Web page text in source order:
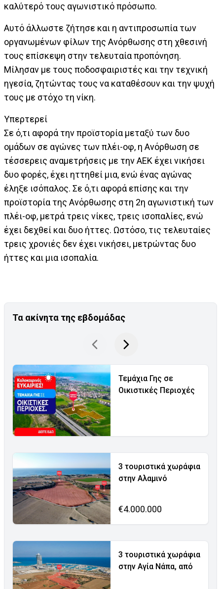
καλύτερό τους αγωνιστικό πρόσωπο.
Αυτό άλλωστε ζήτησε και η αντιπροσωπία των
οργανωμένων φίλων της Ανόρθωσης στη χθεσινή
τους επίσκεψη στην τελευταία προπόνηση.
Μίλησαν με τους ποδοσφαιριστές και την τεχνική
ηγεσία, ζητώντας τους να καταθέσουν και την ψυχή
τους με στόχο τη νίκη.
Υπερτερεί
Σε ό,τι αφορά την προϊστορία μεταξύ των δυο
ομάδων σε αγώνες των πλέι-οφ, η Ανόρθωση σε
τέσσερεις αναμετρήσεις με την ΑΕΚ έχει νικήσει
δυο φορές, έχει ηττηθεί μια, ενώ ένας αγώνας
έληξε ισόπαλος. Σε ό,τι αφορά επίσης και την
προϊστορία της Ανόρθωσης στη 2η αγωνιστική των
πλέι-οφ, μετρά τρεις νίκες, τρεις ισοπαλίες, ενώ
έχει δεχθεί και δυο ήττες. Ωστόσο, τις τελευταίες
τρεις χρονιές δεν έχει νικήσει, μετρώντας δυο
ήττες και μια ισοπαλία.
Τα ακίνητα της εβδομάδας
Τεμάχια Γης σε
Οικιστικές Περιοχές
3 τουριστικά χωράφια
στην Αλαμινό
€4.000.000
3 τουριστικά χωράφια
στην Αγία Νάπα, από